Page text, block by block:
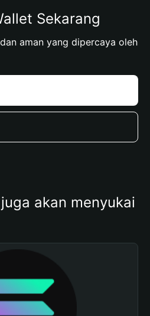
Sekarang
aman yang dipercaya oleh
akan menyukai